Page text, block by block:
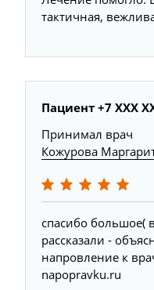
тактичная,
Пациент +7 ХХХ
Принимал врач
Кожурова
спасибо большое(
рассказали -
напровление к
napopravku.ru